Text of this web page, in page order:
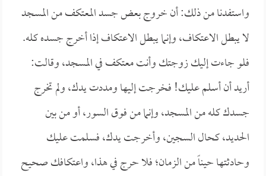
واستفدنا من ذلك: أن خروج بعض جسد المعتكف من المسجد
لا يبطل الاعتكاف، وإنما يبطل الاعتكاف إذا أخرج جسده كله.
فلو جاءت إليك زوجتك وأنت معتكف في المسجد، وقالت:
أريد أن أسلم عليك! فخرجت إليها ومددت يدك، ولم تخرج
جسدك كله من المسجد، وإنما من فوق السور، أو من بين
الحديد، كحال السجين، وأخرجت يدك، فسلمت عليك
وحادثتها حيناً من الزمان؛ فلا حرج في هذا، واعتكافك صحيح